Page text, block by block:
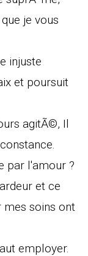
je vous
injuste
et poursuit
agitÃ©, Il
par l'amour ?
et ce
mes soins ont
employer.